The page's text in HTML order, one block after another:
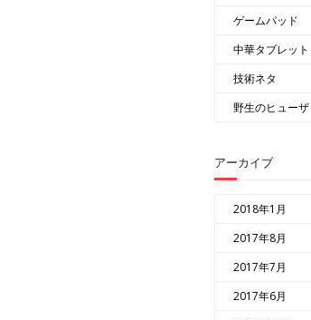
ゲームパッド
中華タブレット
技術ネタ
野生のヒューザ
アーカイブ
2018年1月
2017年8月
2017年7月
2017年6月